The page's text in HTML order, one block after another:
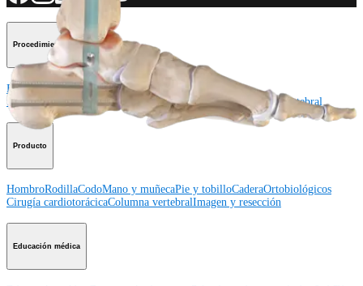
Procedimiento
HombroRodillaCodoMano y muñeca
Pie y
tobilloCaderaOrtobiológicos Cirugía cardiotorácicaColumna vertebral
Producto
HombroRodillaCodoMano y muñecaPie y tobilloCaderaOrtobiológicos
Cirugía cardiotorácicaColumna vertebralImagen y resección
Educación médica